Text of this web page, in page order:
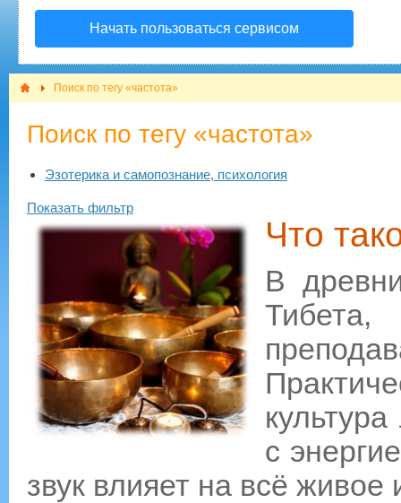
Начать пользоваться сервисом
Поиск по тегу «частота»
Поиск по тегу «частота»
Эзотерика и самопознание, психология
Показать фильтр
Что
В
с
звук влияет на всё живое